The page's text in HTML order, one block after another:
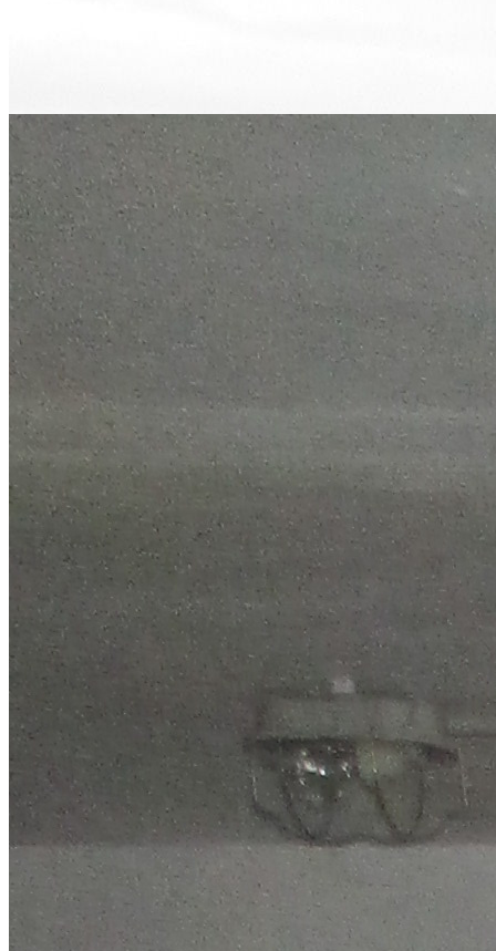
HAUS-, KLEIN- UND
NEUTANKANLAGEN
NACH MASS